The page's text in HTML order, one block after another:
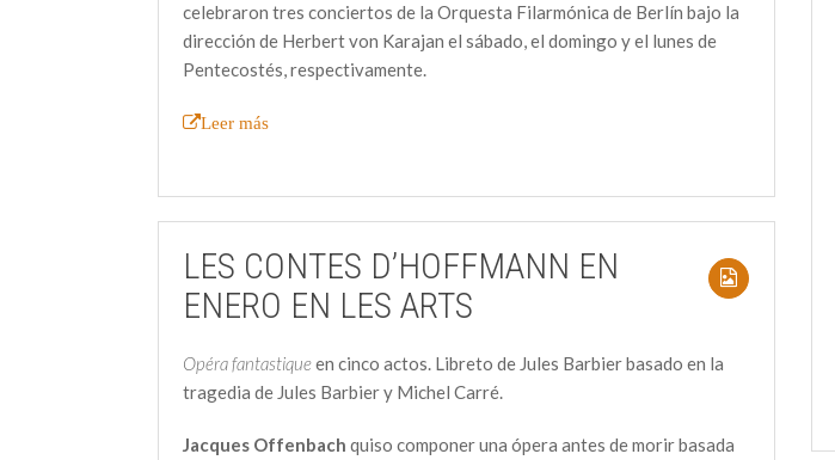
celebraron tres conciertos de la Orquesta Filarmónica de Berlín bajo la
dirección de Herbert von Karajan el sábado, el domingo y el lunes de
Pentecostés, respectivamente.
Leer más
LES CONTES D’HOFFMANN EN
ENERO EN LES ARTS
Opéra fantastiqueen cinco actos. Libreto de Jules Barbier basado en la
tragedia de Jules Barbier y Michel Carré.
Jacques Offenbach quiso componer una ópera antes de morir basada